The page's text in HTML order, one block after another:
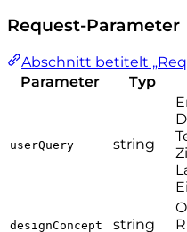
Request-Parameter
Abschnitt betitelt
Parameter
Typ
userQuery string
designConcept string